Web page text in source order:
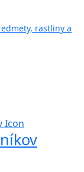
rastliny a